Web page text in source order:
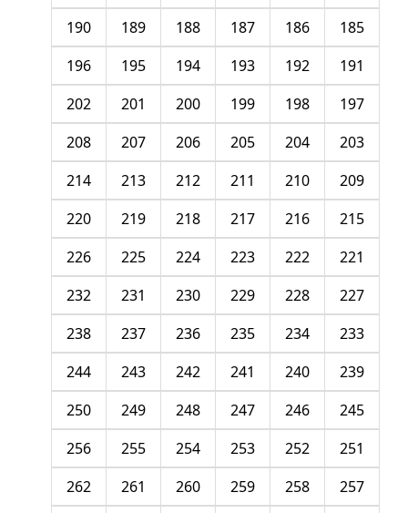
185
186
187
188
189
190
191
192
193
194
195
196
197
198
199
200
201
202
203
204
205
206
207
208
209
210
211
212
213
214
215
216
217
218
219
220
221
222
223
224
225
226
227
228
229
230
231
232
233
234
235
236
237
238
239
240
241
242
243
244
245
246
247
248
249
250
251
252
253
254
255
256
257
258
259
260
261
262